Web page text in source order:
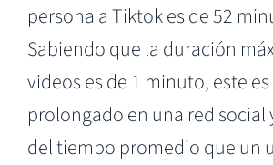
persona a Tiktok es de 52
Sabiendo que la duración
videos es de 1 minuto, este
prolongado en una red social
del tiempo promedio que un